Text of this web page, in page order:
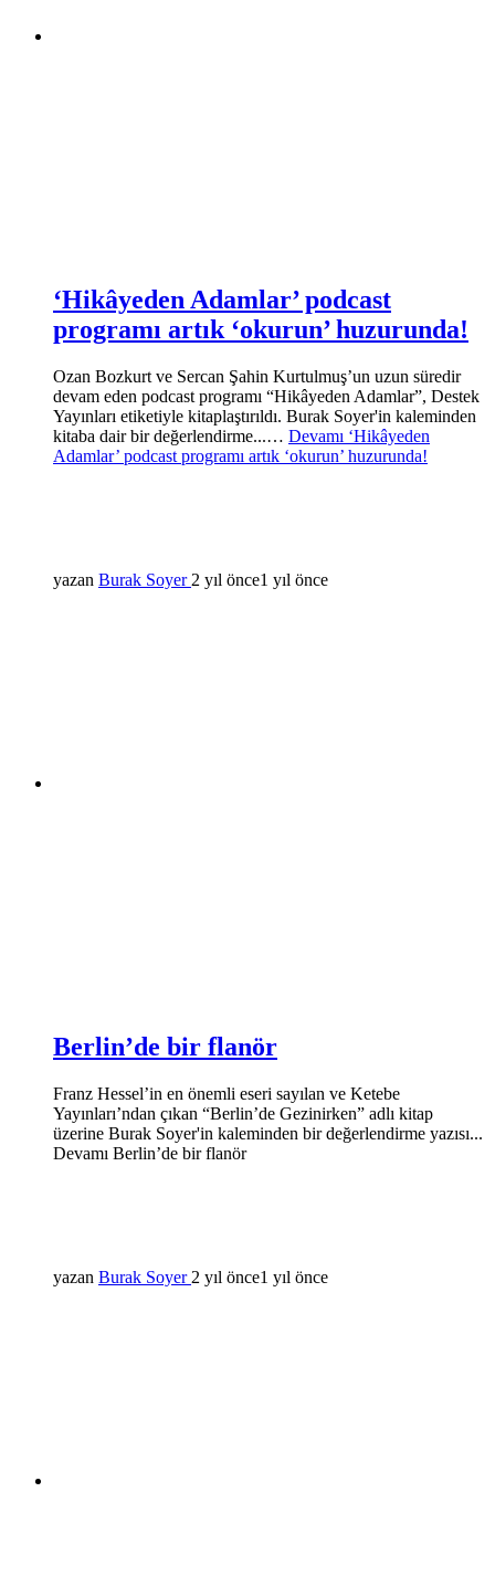
‘Hikâyeden Adamlar’ podcast
programı artık ‘okurun’ huzurunda!
Ozan Bozkurt ve Sercan Şahin Kurtulmuş’un uzun süredir
devam eden podcast programı “Hikâyeden Adamlar”, Destek
Yayınları etiketiyle kitaplaştırıldı. Burak Soyer'in kaleminden
kitaba dair bir değerlendirme...… Devamı ‘Hikâyeden
Adamlar’ podcast programı artık ‘okurun’ huzurunda!
yazan Burak Soyer 2 yıl önce1 yıl önce
Berlin’de bir flanör
Franz Hessel’in en önemli eseri sayılan ve Ketebe
Yayınları’ndan çıkan “Berlin’de Gezinirken” adlı kitap
üzerine Burak Soyer'in kaleminden bir değerlendirme yazısı...
Devamı Berlin’de bir flanör
yazan Burak Soyer 2 yıl önce1 yıl önce